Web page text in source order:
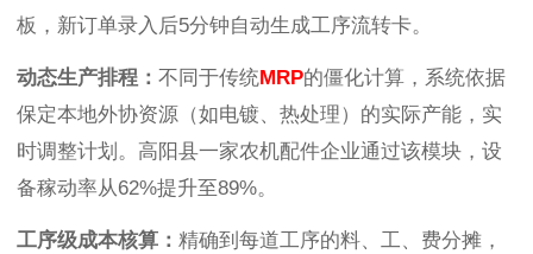
板，新订单录入后5分钟自动生成工序流转卡。
动态生产排程： 不同于传统MRP的僵化计算，系统依据
保定本地外协资源（如电镀、热处理）的实际产能，实
时调整计划。高阳县一家农机配件企业通过该模块，设
备稼动率从62%提升至89%。
工序级成本核算： 精确到每道工序的料、工、费分摊，